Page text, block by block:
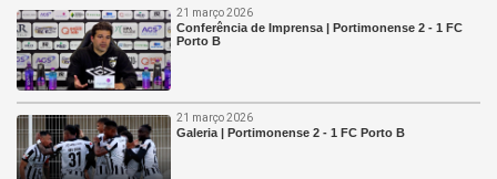
21 março 2026
Conferência de Imprensa | Portimonense 2 - 1 FC
Porto B
21 março 2026
Galeria | Portimonense 2 - 1 FC Porto B